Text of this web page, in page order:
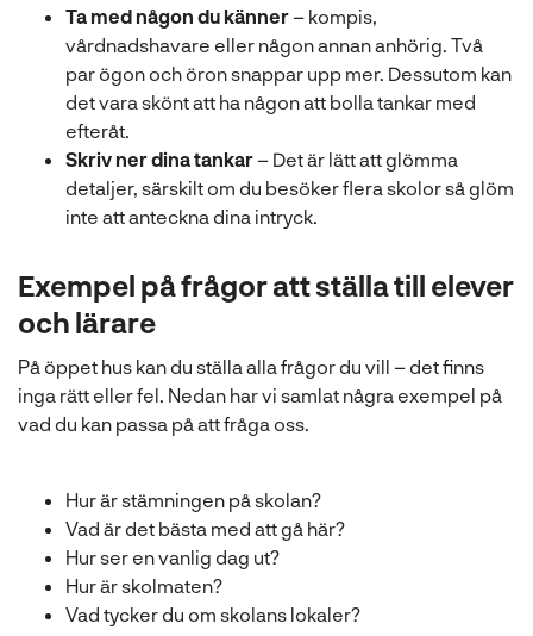
Ta med någon du känner– kompis,
vårdnadshavare eller någon annan anhörig. Två
par ögon och öron snappar upp mer. Dessutom kan
det vara skönt att ha någon att bolla tankar med
efteråt.
Skriv ner dina tankar– Det är lätt att glömma
detaljer, särskilt om du besöker flera skolor så glöm
inte att anteckna dina intryck.
Exempel på frågor att ställa till elever
och lärare
På öppet hus kan du ställa alla frågor du vill – det finns
inga rätt eller fel. Nedan har vi samlat några exempel på
vad du kan passa på att fråga oss.
Hur är stämningen på skolan?
Vad är det bästa med att gå här?
Hur ser en vanlig dag ut?
Hur är skolmaten?
Vad tycker du om skolans lokaler?